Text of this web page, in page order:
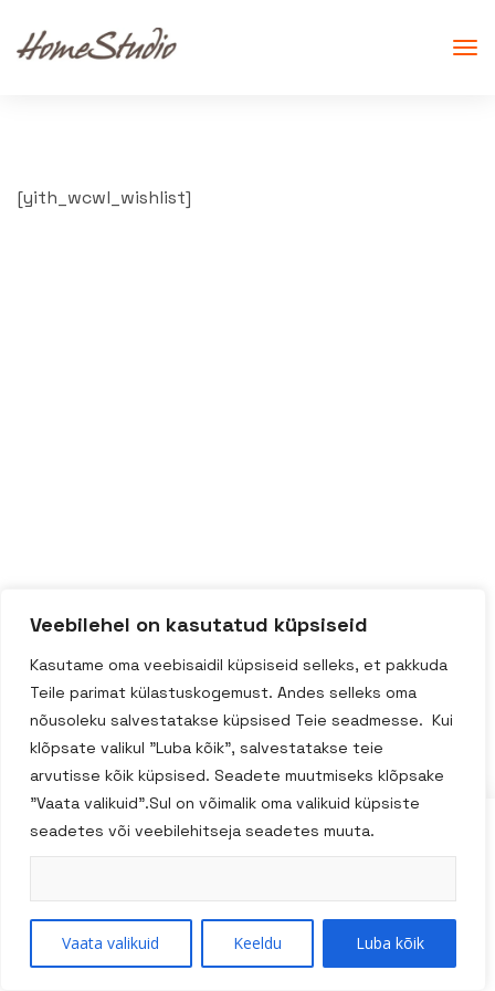
Veebilehel on kasutatud küpsiseid
Kasutame oma veebisaidil küpsiseid selleks, et pakkuda
Teile parimat külastuskogemust. Andes selleks oma
nõusoleku salvestatakse küpsised Teie seadmesse. Kui
klõpsate valikul "Luba kõik", salvestatakse teie
arvutisse kõik küpsised. Seadete muutmiseks klõpsake
"Vaata valikuid".Sul on võimalik oma valikuid küpsiste
seadetes või veebilehitseja seadetes muuta.
Vaata valikuid Keeldu Luba kõik
[yith_wcwl_wishlist]
Kuidas Osta
Kauba kohaletoimetamine